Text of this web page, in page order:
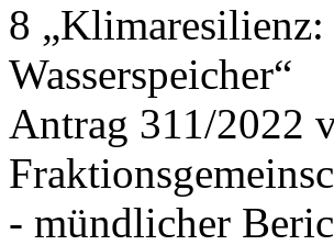
8
Wasserspeicher“
Antrag 311/2022
- mündlicher